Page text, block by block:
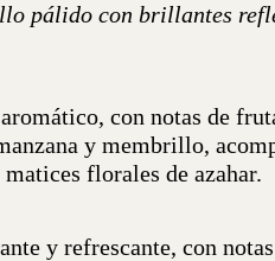
pálido con brillantes
con notas de
y membrillo,
florales de azahar.
y refrescante, con